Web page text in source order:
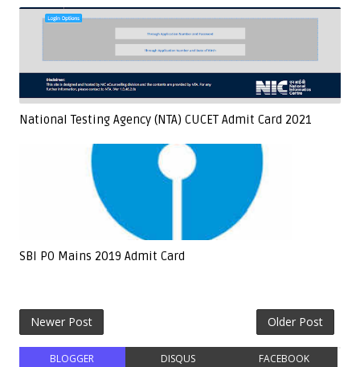
National Testing Agency (NTA) CUCET Admit Card 2021
SBI PO Mains 2019 Admit Card
Newer Post Older Post
BLOGGER DISQUS FACEBOOK